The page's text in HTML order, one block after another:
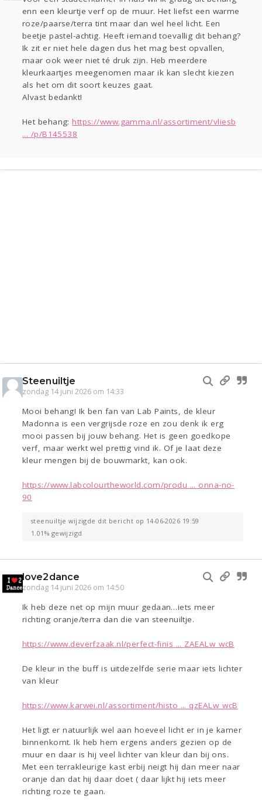
Viva zoekt
Aangeboden
Gevraagd
Horen Doen
Lezen
enn een kleurtje verf op de muur. Het liefst een warme
roze/paarse/terra tint maar dan wel heel licht. Een
beetje pastel-achtig. Heeft iemand toevallig dit behang?
Ik zit er niet hele dagen dus het mag best opvallen,
maar ook weer niet té druk zijn. Heb meerdere
kleurkaartjes meegenomen maar ik kan slecht kiezen
als het om dit soort keuzes gaat.
Alvast bedankt!
Het behang:https://www.gamma.nl/assortiment/vliesb
... /p/B145538
Steenuiltje
zondag 14 juni 2026 om 14:33
Mooi behang! Ik ben fan van Lab Paints, de kleur
Madonna is een vergrijsde roze en zou denk ik erg
mooi passen bij jouw behang. Het is geen goedkope
verf, maar werkt wel prettig vind ik. Of je laat deze
kleur mengen bij de bouwmarkt, kan ook.
https://www.labcolourtheworld.com/produ ... onna-no-
90
steenuiltje wijzigde dit bericht op 14-06-2026 19:59
1.01% gewijzigd
love2dance
zondag 14 juni 2026 om 14:50
Ik heb deze net op mijn muur gedaan…iets meer
richting oranje/terra dan die van steenuiltje.
https://www.deverfzaak.nl/perfect-finis ... ZAEALw_wcB
De kleur in the buff is uitdezelfde serie maar iets lichter
van kleur
https://www.karwei.nl/assortiment/histo ... qzEALw_wcB
Het ligt er natuurlijk wel aan hoeveel licht er in je kamer
binnenkomt. Ik heb hem ergens anders gezien op de
muur en daar is hij veel lichter van kleur dan bij ons.
Met een terrakleurige kast erbij neigt hij dan meer naar
oranje dan dat hij daar doet ( daar lijkt hij iets meer
richting roze te gaan.